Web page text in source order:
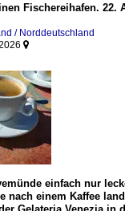
Fischereihafen. 22.
/ Norddeutschland

einfach nur
nach einem Kaffee